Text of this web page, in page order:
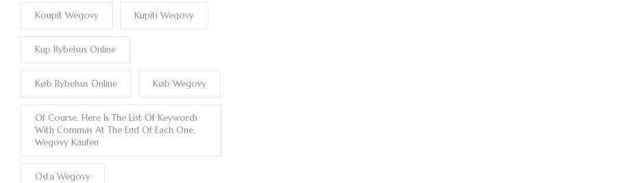
Koupit Wegovy Kupiti Wegovy
Kup Rybelsus Online
Køb Rybelsus Online Køb Wegovy
Of Course. Here Is The List Of Keywords
With Commas At The End Of Each One.
Wegovy Kaufen
Osta Wegovy